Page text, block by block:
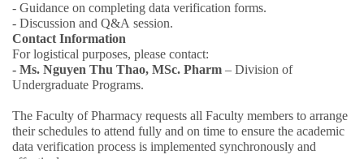
- Guidance on completing data verification forms.
- Discussion and Q&A session.
Contact Information
For logistical purposes, please contact:
- Ms. Nguyen Thu Thao, MSc. Pharm – Division of
Undergraduate Programs.
The Faculty of Pharmacy requests all Faculty members to arrange
their schedules to attend fully and on time to ensure the academic
data verification process is implemented synchronously and